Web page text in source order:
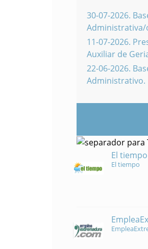
30-07-2026.
Administrativa/
11-07-2026.
Auxiliar de
22-06-2026.
Administrativo.
El tiempo
El tiempo